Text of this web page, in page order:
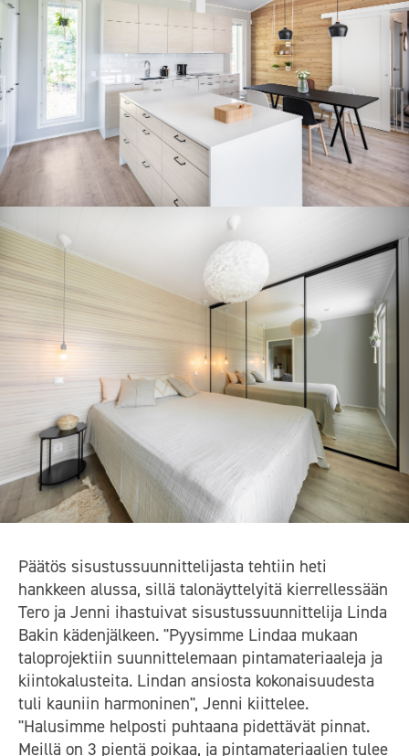
Päätös sisustussuunnittelijasta tehtiin heti
hankkeen alussa, sillä talonäyttelyitä kierrellessään
Tero ja Jenni ihastuivat sisustussuunnittelija Linda
Bakin kädenjälkeen. "Pyysimme Lindaa mukaan
taloprojektiin suunnittelemaan pintamateriaaleja ja
kiintokalusteita. Lindan ansiosta kokonaisuudesta
tuli kauniin harmoninen", Jenni kiittelee.
"Halusimme helposti puhtaana pidettävät pinnat.
Meillä on 3 pientä poikaa, ja pintamateriaalien tulee